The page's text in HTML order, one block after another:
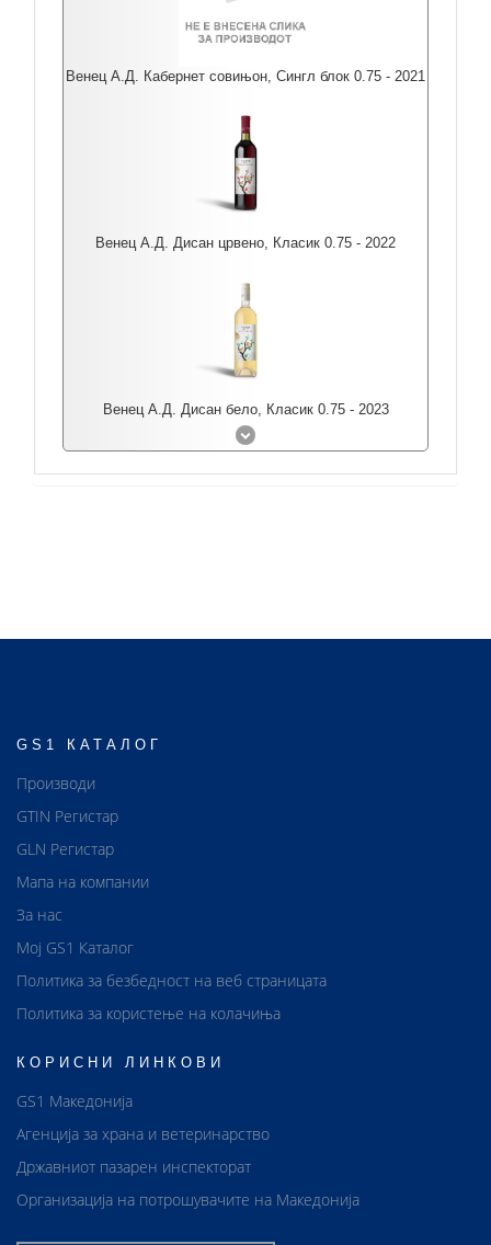
Венец А.Д. Кабернет совињон, Сингл блок 0.75 - 2021
Венец А.Д. Дисан црвено, Класик 0.75 - 2022
Венец А.Д. Дисан бело, Класик 0.75 - 2023
GS1 КАТАЛОГ
Производи
GTIN Регистар
GLN Регистар
Мапа на компании
За нас
Мој GS1 Каталог
Политика за безбедност на веб страницата
Политика за користење на колачиња
КОРИСНИ ЛИНКОВИ
GS1 Македонија
Агенција за храна и ветеринарство
Државниот пазарен инспекторат
Организација на потрошувачите на Македонија